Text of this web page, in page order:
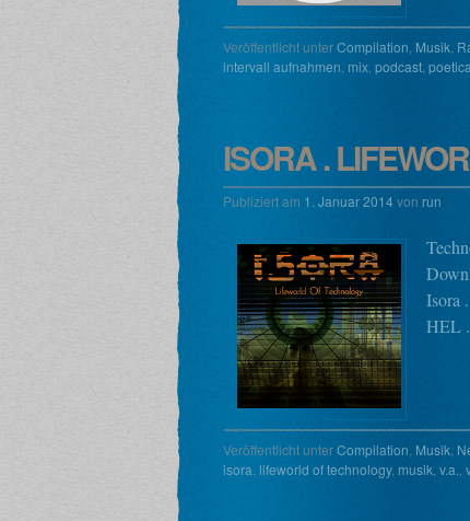
Veröffentlicht unterCompilation Musik
intervall aufnahmen mix podcast
ISORA .
Publiziert am 1. Januar 2014von run
Isora
HEL
Veröffentlicht unterCompilation Musik
isora lifeworld of technology, musik v.a.